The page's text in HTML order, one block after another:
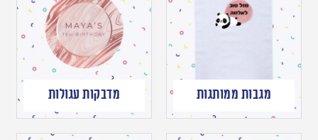
מגבות ממותגות מדבקות עגולות